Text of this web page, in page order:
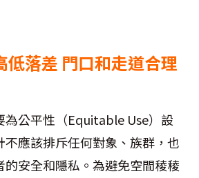
落差 門口和走道合理
為公平性（Equitable Use）設
不應該排斥任何對象、族群，也
的安全和隱私。為避免空間稜稜